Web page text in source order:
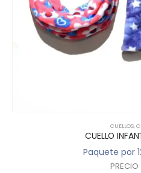
CUELLOS,
CUELLO
Paquete por